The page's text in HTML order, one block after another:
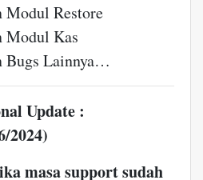
Modul Restore
Modul Kas
Bugs Lainnya…
Update :
2024)
masa support sudah